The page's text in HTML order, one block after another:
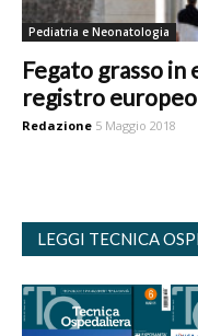
Pediatria e Neonatologia
Fegato grasso in
registro europeo
Redazione 5 Maggio 2018
LEGGI TECNICA